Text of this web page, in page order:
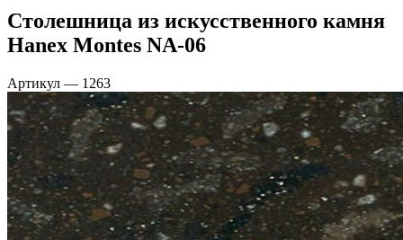
Столешница из искусственного камня
Hanex Montes NA-06
Артикул — 1263